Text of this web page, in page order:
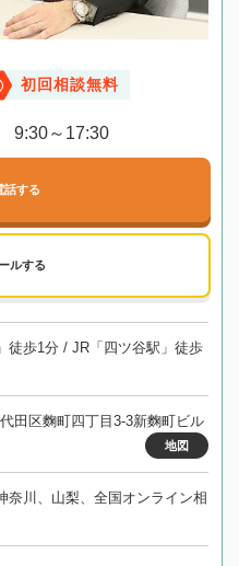
初回相談無料
9:30～17:30
話する
ルする
徒歩1分 / JR「四ツ谷駅」徒歩
田区麴町四丁目3-3新麴町ビル
地図
奈川、山梨、全国オンライン相